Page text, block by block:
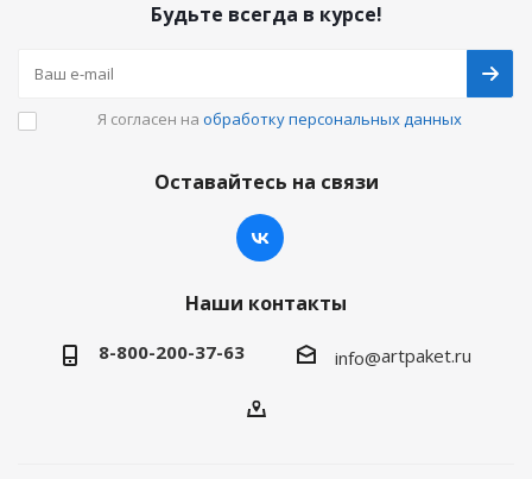
Будьте всегда в курсе!
Я согласен на обработку персональных данных
Оставайтесь на связи
Наши контакты
8-800-200-37-63 info@artpaket.ru